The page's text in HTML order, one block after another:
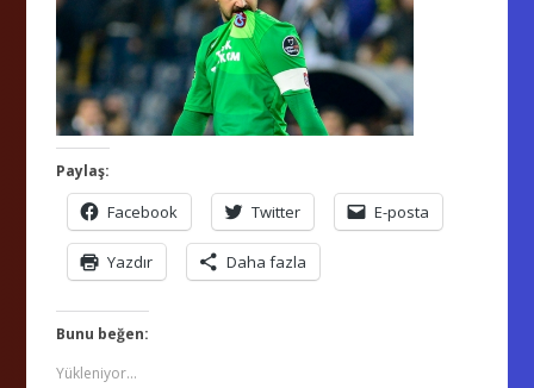
Paylaş:
Facebook Twitter E-posta
Yazdır Daha fazla
Bunu beğen:
Yükleniyor...